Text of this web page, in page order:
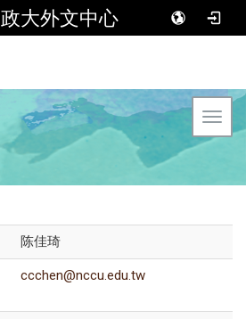
政大外文中心
陈佳琦
ccchen@nccu.edu.tw